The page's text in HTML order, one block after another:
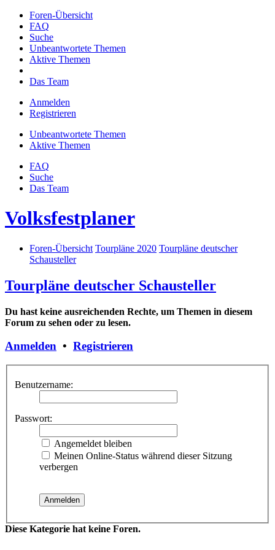
Foren-Übersicht
FAQ
Suche
Unbeantwortete Themen
Aktive Themen
Das Team
Anmelden
Registrieren
Unbeantwortete Themen
Aktive Themen
FAQ
Suche
Das Team
Volksfestplaner
Foren-Übersicht Tourpläne 2020 Tourpläne deutscher
Schausteller
Tourpläne deutscher Schausteller
Du hast keine ausreichenden Rechte, um Themen in diesem
Forum zu sehen oder zu lesen.
Anmelden • Registrieren
Benutzername:
Passwort:
Angemeldet bleiben
Meinen Online-Status während dieser Sitzung
verbergen
Diese Kategorie hat keine Foren.